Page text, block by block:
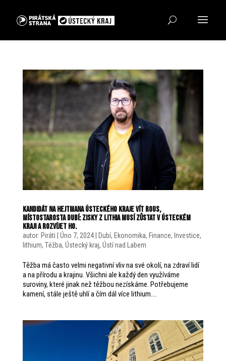
Kandidát na hejtmana Ústeckého kraje Vít Rous,
místostarosta Dubí: Zisky z lithia musí zůstat v Ústeckém
kraji a rozvíjet ho.
autor: Piráti Úno 7, 2024| Dubí, Ekonomika, Finance, Investice,
lithium, Těžba, Ústecký kraj, Ústí nad Labem
Těžba má často velmi negativní vliv na své okolí, na zdraví lidí
a na přírodu a krajinu. Všichni ale každý den využíváme
suroviny, které jinak než těžbou nezískáme. Potřebujeme
kamení, stále ještě uhlí a čím dál více lithium....